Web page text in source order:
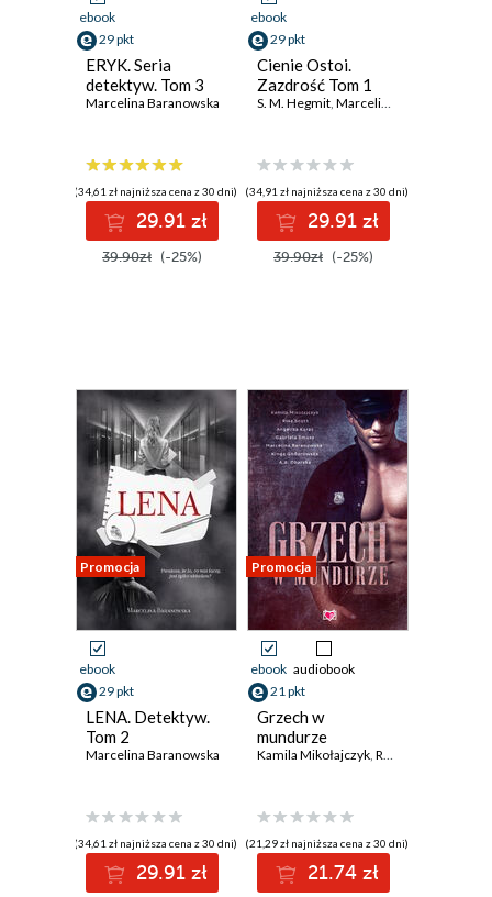
ebook
29 pkt
ERYK. Seria
detektyw. Tom 3
Marcelina Baranowska
(34,61 zł najniższa cena z 30 dni)
29.91 zł
39.90zł (-25%)
ebook
29 pkt
Cienie Ostoi.
Zazdrość Tom 1
S. M. Hegmit, Marcelina Baranowska
(34,91 zł najniższa cena z 30 dni)
29.91 zł
39.90zł (-25%)
Promocja
ebook
29 pkt
LENA. Detektyw.
Tom 2
Marcelina Baranowska
(34,61 zł najniższa cena z 30 dni)
29.91 zł
Promocja
ebook audiobook
21 pkt
Grzech w
mundurze
Kamila Mikołajczyk, Riva Scott
(21,29 zł najniższa cena z 30 dni)
21.74 zł